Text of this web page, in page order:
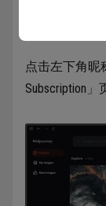
点击左下角昵
Subscription」